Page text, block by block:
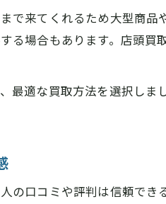
で来てくれるため大型商
る場合もあります。店頭
最適な買取方法を選択し
の口コミや評判は信頼で